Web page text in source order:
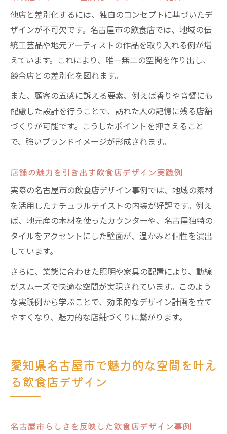
内装で差をつける飲食店デザインパターン
飲食店デザインの最新事例と傾向を紹介
飲食店デザイン事例で見る空間づくりの工
夫
他店と差別化するには、独自のコンセプトに基づいたデ
ザインが不可欠です。名古屋市の飲食店では、地域の伝
統工芸品や地元アーティストの作品を取り入れる例が増
えています。これにより、唯一無二の空間を作り出し、
競合店との差別化を図れます。
また、顧客の五感に訴える要素、例えば香りや音響にも
配慮した設計を行うことで、訪れた人の記憶に残る店舗
づくりが可能です。こうしたポイントを押さえること
で、強いブランドイメージが形成されます。
店舗の魅力を引き出す飲食店デザイン実践例
実際の名古屋市の飲食店デザイン事例では、地域の素材
を活用したナチュラルテイストの内装が好評です。例え
ば、地元産の木材を使ったカウンターや、名古屋独特の
タイルをアクセントにした壁面が、温かみと個性を演出
しています。
さらに、業態に合わせた照明や家具の配置により、動線
がスムーズで快適な空間が実現されています。このよう
な実践例から学ぶことで、効果的なデザイン計画を立て
やすくなり、魅力的な店舗づくりに繋がります。
愛知県名古屋市で魅力的な空間を叶え
る飲食店デザイン
名古屋市らしさを反映した飲食店デザイン事例